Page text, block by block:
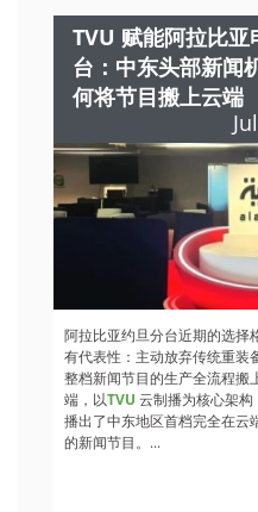
TVU 赋能阿拉比亚
台：中东头部新闻
何将节目搬上云端
阿拉比亚约旦分台近期的选择
有代表性：主动放弃传统重装
整档新闻节目的生产全流程搬
端，以TVU 云制播为核心架构
播出了中东地区首档完全在云
的新闻节目。...